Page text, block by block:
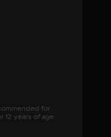
for
12 years of age